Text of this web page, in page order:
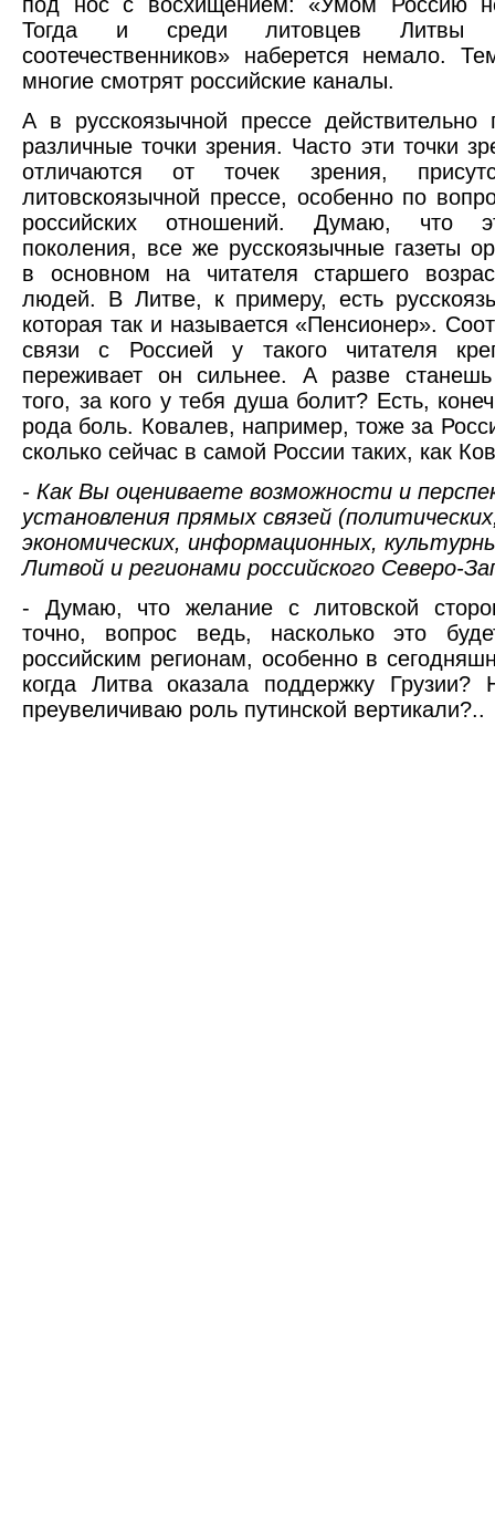
Тогда и среди литовцев Литвы
соотечественников» наберется немало.
многие смотрят российские каналы.
А в русскоязычной прессе действительно
различные точки зрения. Часто эти точки
отличаются от точек зрения,
литовскоязычной прессе, особенно по
российских отношений. Думаю, что
поколения, все же русскоязычные газеты
в основном на читателя старшего
людей. В Литве, к примеру, есть
которая так и называется «Пенсионер».
связи с Россией у такого читателя
переживает он сильнее. А разве станешь
того, за кого у тебя душа болит? Есть,
рода боль. Ковалев, например, тоже за
сколько сейчас в самой России таких, как
- Как Вы оцениваете возможности и
установления прямых связей
экономических, информационных,
Литвой и регионами российского Северо-
- Думаю, что желание с литовской
точно, вопрос ведь, насколько это
российским регионам, особенно в
когда Литва оказала поддержку
преувеличиваю роль путинской вертикали?..